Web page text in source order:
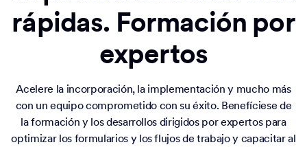
rápidas. Formación por
expertos
Acelere la incorporación, la implementación y mucho más
con un equipo comprometido con su éxito. Benefíciese de
la formación y los desarrollos dirigidos por expertos para
optimizar los formularios y los flujos de trabajo y capacitar al